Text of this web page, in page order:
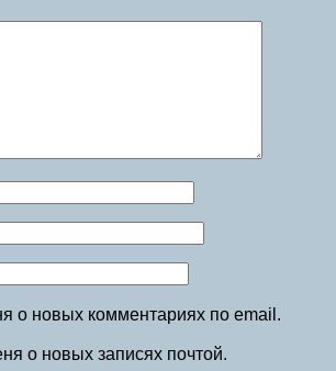
о новых комментариях по email.
о новых записях почтой.